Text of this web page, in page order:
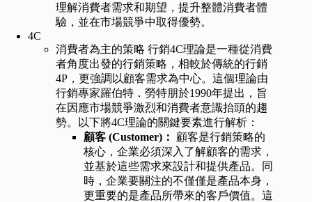
理解消費者需求和期望，提升整體消費者體
驗，並在市場競爭中取得優勢。
4C
消費者為主的策略 行銷4C理論是一種從消費
者角度出發的行銷策略，相較於傳統的行銷
4P，更強調以顧客需求為中心。這個理論由
行銷專家羅伯特．勞特朋於1990年提出，旨
在因應市場競爭激烈和消費者意識抬頭的趨
勢。以下將4C理論的關鍵要素進行解析：
顧客 (Customer)：
顧客是行銷策略的
核心，企業必須深入了解顧客的需求，
並基於這些需求來設計和提供產品。同
時，企業要關注的不僅僅是產品本身，
更重要的是產品所帶來的客戶價值。這